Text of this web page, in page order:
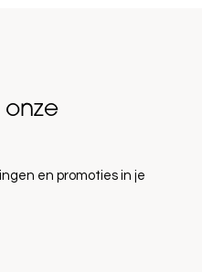
en promoties in je